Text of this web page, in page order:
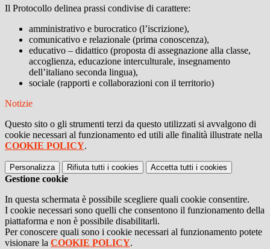
Il Protocollo delinea prassi condivise di carattere:
amministrativo e burocratico (l’iscrizione),
comunicativo e relazionale (prima conoscenza),
educativo – didattico (proposta di assegnazione alla classe,
accoglienza, educazione interculturale, insegnamento
dell’italiano seconda lingua),
sociale (rapporti e collaborazioni con il territorio)
Notizie
Questo sito o gli strumenti terzi da questo utilizzati si avvalgono di
cookie necessari al funzionamento ed utili alle finalità illustrate nella
COOKIE POLICY.
Personalizza Rifiuta tutti i cookies Accetta tutti i cookies
Gestione cookie
In questa schermata è possibile scegliere quali cookie consentire.
I cookie necessari sono quelli che consentono il funzionamento della
piattaforma e non è possibile disabilitarli.
Per conoscere quali sono i cookie necessari al funzionamento potete
visionare la COOKIE POLICY.